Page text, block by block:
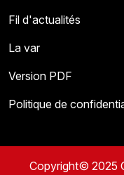
Fil d'actualités
La var
Version PDF
Politique de
Copyright© 2025